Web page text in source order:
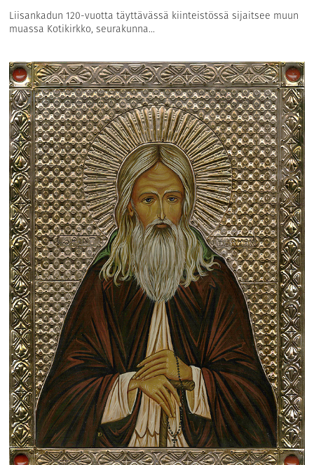
Liisankadun 120-vuotta täyttävässä kiinteistössä sijaitsee muun
muassa Kotikirkko, seurakunna...